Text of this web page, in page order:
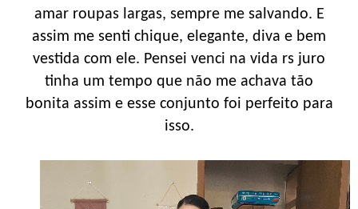
amar roupas largas, sempre me salvando. E
assim me senti chique, elegante, diva e bem
vestida com ele. Pensei venci na vida rs juro
tinha um tempo que não me achava tão
bonita assim e esse conjunto foi perfeito para
isso.